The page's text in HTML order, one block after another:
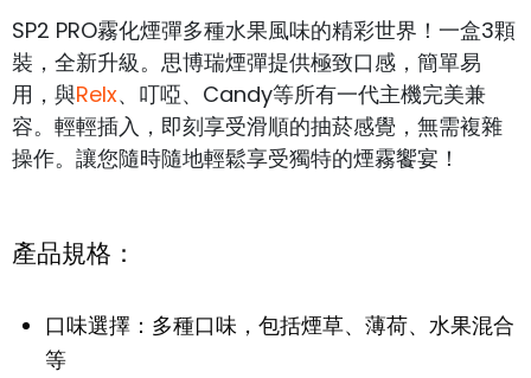
SP2 PRO霧化煙彈多種水果風味的精彩世界！一盒3顆
裝，全新升級。思博瑞煙彈提供極致口感，簡單易
用，與Relx、叮啞、Candy等所有一代主機完美兼
容。輕輕插入，即刻享受滑順的抽菸感覺，無需複雜
操作。讓您隨時隨地輕鬆享受獨特的煙霧饗宴！
產品規格：
口味選擇：多種口味，包括煙草、薄荷、水果混合
等